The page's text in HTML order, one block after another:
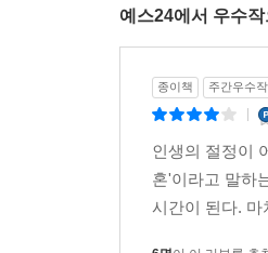
예스24에서 우수
종이책 주간우수작
인생의 절정이
혼'이라고 말하
시간이 된다.